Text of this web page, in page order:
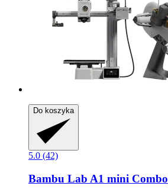
Do koszyka
5.0 (42)
Bambu Lab A1 mini Combo